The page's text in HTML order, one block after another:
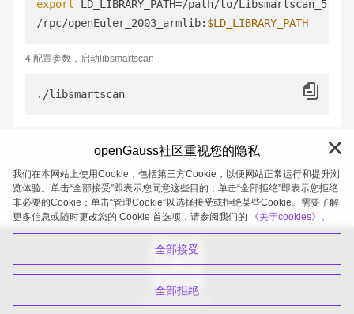
export LD_LIBRARY_PATH=/path/to/
/rpc/openEuler_2003_armlib: $LD_LIBRARY_PATH
4.配置参数，启动libsmartscan
openGauss 2026-08-07 20:04:43
openGauss社区重视您的隐私
我们在本网站上使用Cookie，包括第三方Cookie，以便网站正常运行和提升浏
览体验。单击“全部接受”即表示您同意这些目的；单击“全部拒绝”即表示您拒绝
非必要的Cookie；单击“管理Cookie”以选择接受或拒绝某些Cookie。需要了解
更多信息或随时更改您的 Cookie 首选项，请参阅我们的
《关于cookies》。
全部接受
全部拒绝